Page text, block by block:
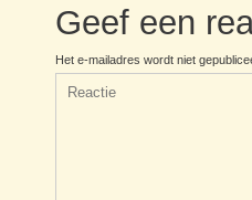
Geef een
Het e-mailadres wordt niet